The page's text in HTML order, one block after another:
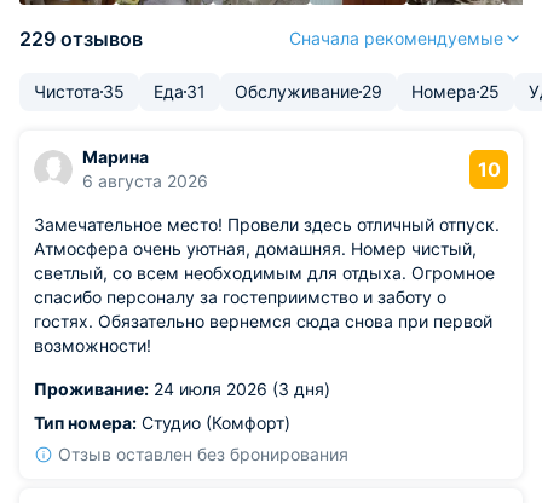
229 отзывов Сначала рекомендуемые
Чистота 35 Еда 31 Обслуживание29 Номера 25
Марина
6 августа 2026
10
Замечательное место! Провели здесь отличный отпуск.
Атмосфера очень уютная, домашняя. Номер чистый,
светлый, со всем необходимым для отдыха. Огромное
спасибо персоналу за гостеприимство и заботу о
гостях. Обязательно вернемся сюда снова при первой
возможности!
Проживание: 24 июля 2026 (3 дня)
Тип номера: Студио (Комфорт)
Отзыв оставлен без бронирования